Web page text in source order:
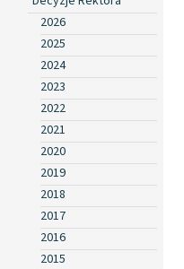
2026
2025
2024
2023
2022
2021
2020
2019
2018
2017
2016
2015